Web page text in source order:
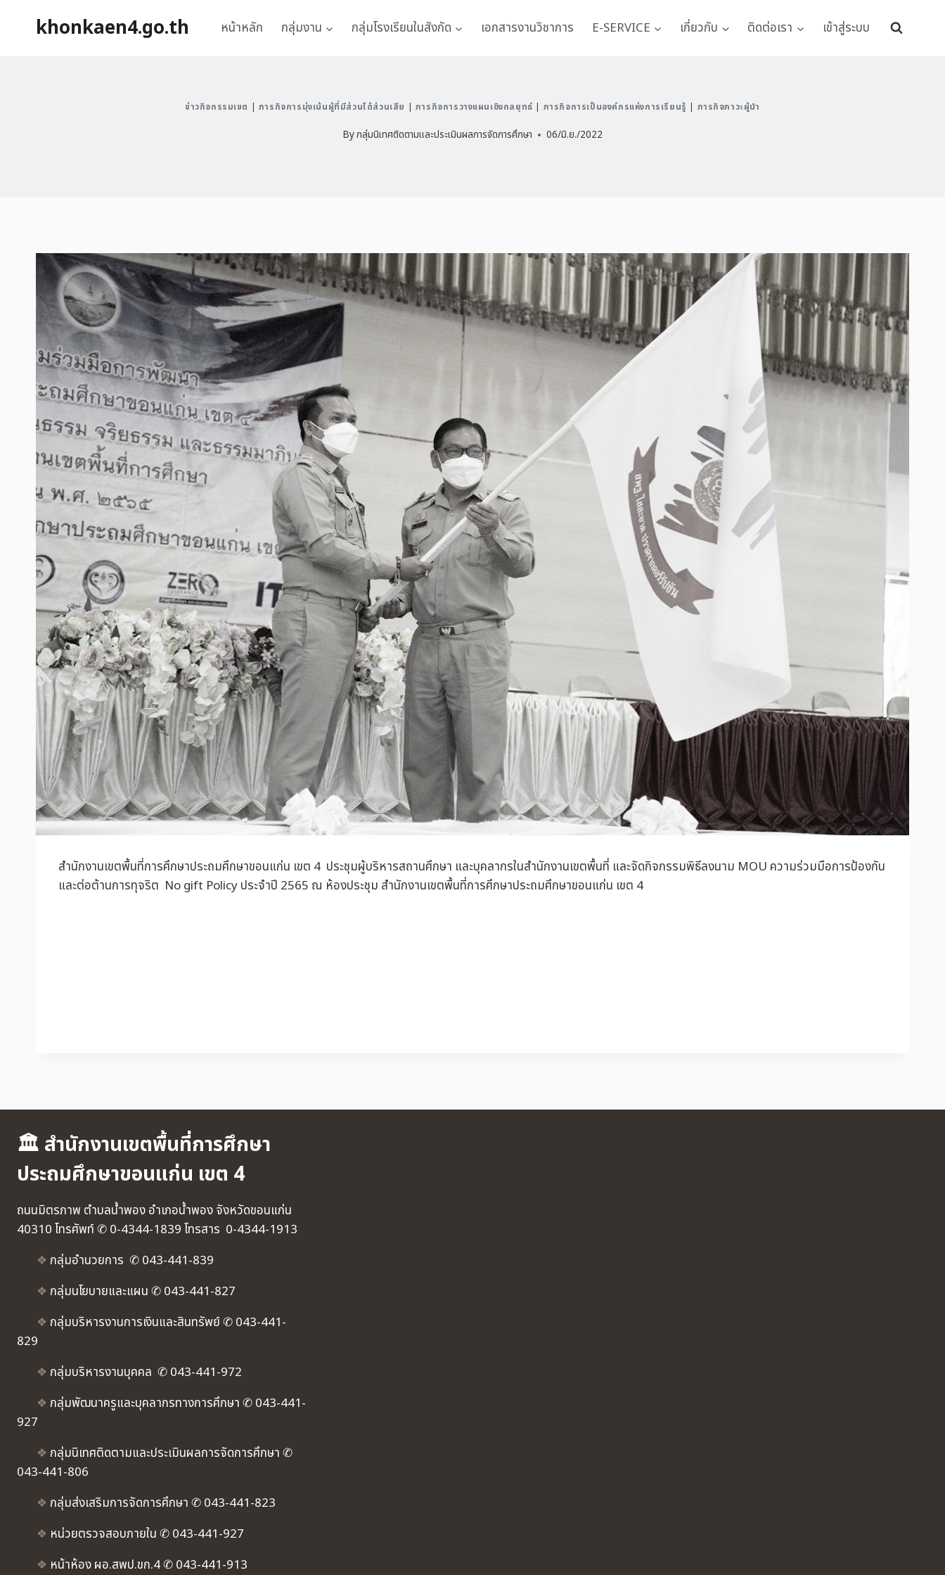
khonkaen4.go.th หน้าหลัก กลุ่มงาน กลุ่มโรงเรียนในสังกัด เอกสารงานวิชาการ E-SERVICE เกี่ยวกับ ติดต่อเรา เข้าสู่ระบบ
ข่าวกิจกรรมเขต ภารกิจการมุ่งเน้นผู้ที่มีส่วนได้ส่วนเสีย ภารกิจการวางแผนเชิงกลยุทธ์ ภารกิจการเป็นองค์กรแห่งการเรียนรู้ ภารกิจภาวะผู้นำ
Byกลุ่มนิเทศติดตามและประเมินผลการจัดการศึกษา 06/มิ.ย./2022
สำนักงานเขตพื้นที่การศึกษาประถมศึกษาขอนแก่น เขต 4 ประชุมผู้บริหารสถานศึกษา และบุคลากรในสำนักงานเขตพื้นที่ และจัดกิจกรรมพิธีลงนาม MOU ความร่วมมือการป้องกัน
และต่อต้านการทุจริต No gift Policy ประจำปี 2565 ณ ห้องประชุม สำนักงานเขตพื้นที่การศึกษาประถมศึกษาขอนแก่น เขต 4
🏛 สำนักงานเขตพื้นที่การศึกษา
ประถมศึกษาขอนแก่น เขต 4
ถนนมิตรภาพ ตำบลน้ำพอง อำเภอน้ำพอง จังหวัดขอนแก่น
40310 โทรศัพท์ ✆ 0-4344-1839 โทรสาร 0-4344-1913
❖ กลุ่มอำนวยการ ✆ 043-441-839
❖ กลุ่มนโยบายและแผน ✆ 043-441-827
❖ กลุ่มบริหารงานการเงินและสินทรัพย์ ✆ 043-441-
829
❖ กลุ่มบริหารงานบุคคล ✆ 043-441-972
❖ กลุ่มพัฒนาครูและบุคลากรทางการศึกษา ✆ 043-441-
927
❖ กลุ่มนิเทศติดตามและประเมินผลการจัดการศึกษา ✆
043-441-806
❖ กลุ่มส่งเสริมการจัดการศึกษา ✆ 043-441-823
❖ หน่วยตรวจสอบภายใน ✆ 043-441-927
❖ หน้าห้อง ผอ.สพป.ขก.4 ✆ 043-441-913